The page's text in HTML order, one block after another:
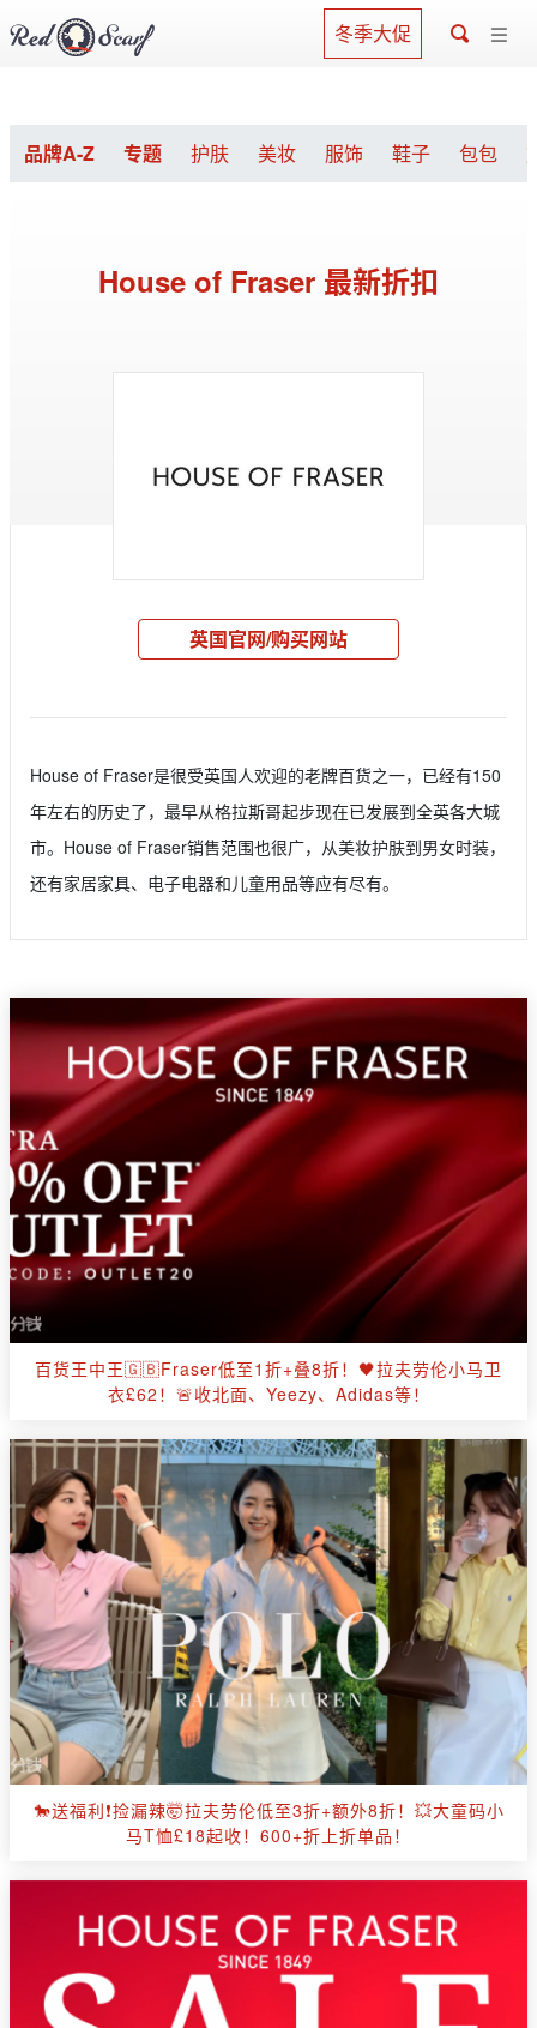
冬季大促
品牌A-Z 专题 护肤 美妆 服饰 鞋子 包包
House of Fraser 最新折扣
英国官网/购买网站
House of Fraser是很受英国人欢迎的老牌百货之一，已经有150
年左右的历史了，最早从格拉斯哥起步现在已发展到全英各大城
市。House of Fraser销售范围也很广，从美妆护肤到男女时装，
还有家居家具、电子电器和儿童用品等应有尽有。
百货王中王🇬🇧Fraser低至1折+叠8折！🖤拉夫劳伦小马卫
衣£62！🚨收北面、Yeezy、Adidas等！
🐎送福利❗️捡漏辣🤯拉夫劳伦低至3折+额外8折！💥大童码小
马T恤£18起收！600+折上折单品！